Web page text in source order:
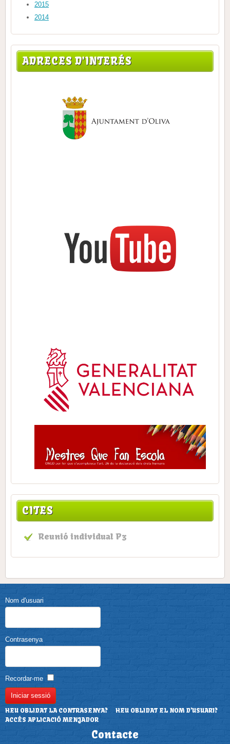
2015
2014
ADRECES D'INTERÉS
CITES
Reunió individual P3
Nom d'usuari
Contrasenya
Recordar-me
HEU OBLIDAT LA CONTRASENYA?
HEU OBLIDAT EL NOM D'USUARI?
ACCÉS APLICACIÓ MENJADOR
Contacte